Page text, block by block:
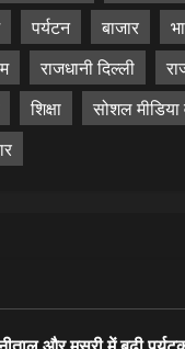
पर्यटन बाजार
राजधानी दिल्ली
शिक्षा
सोशल